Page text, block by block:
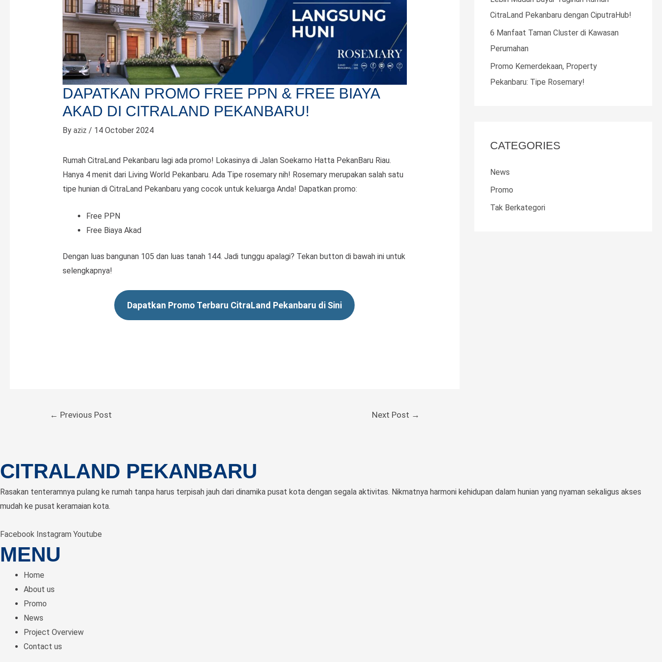
DAPATKAN PROMO FREE PPN & FREE BIAYA
AKAD DI CITRALAND PEKANBARU!
By aziz / 14 October 2024
Rumah CitraLand Pekanbaru lagi ada promo! Lokasinya di Jalan Soekarno Hatta PekanBaru Riau.
Hanya 4 menit dari Living World Pekanbaru. Ada Tipe rosemary nih! Rosemary merupakan salah satu
tipe hunian di CitraLand Pekanbaru yang cocok untuk keluarga Anda! Dapatkan promo:
Free PPN
Free Biaya Akad
Dengan luas bangunan 105 dan luas tanah 144. Jadi tunggu apalagi? Tekan button di bawah ini untuk
selengkapnya!
Dapatkan Promo Terbaru CitraLand Pekanbaru di Sini
← Previous Post Next Post →
o
r
:
CitraLand Pekanbaru dengan CiputraHub!
6 Manfaat Taman Cluster di Kawasan
Perumahan
Promo Kemerdekaan, Property
Pekanbaru: Tipe Rosemary!
CATEGORIES
News
Promo
Tak Berkategori
CITRALAND PEKANBARU
Rasakan tenteramnya pulang ke rumah tanpa harus terpisah jauh dari dinamika pusat kota dengan segala aktivitas. Nikmatnya harmoni kehidupan dalam hunian yang nyaman sekaligus akses
mudah ke pusat keramaian kota.
Facebook Instagram Youtube
MENU
Home
About us
Promo
News
Project Overview
Contact us